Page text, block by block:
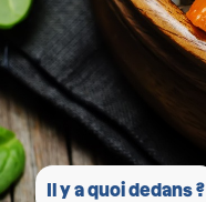
Il y a quoi dedans ?